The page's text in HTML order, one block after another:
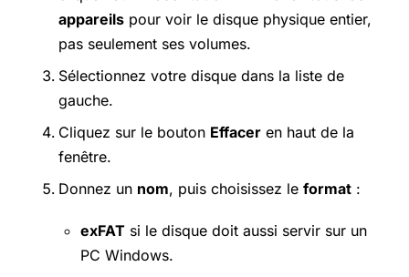
appareils pour voir le disque physique entier,
pas seulement ses volumes.
Sélectionnez votre disque dans la liste de
gauche.
Cliquez sur le bouton Effacer en haut de la
fenêtre.
Donnez un nom, puis choisissez le format :
exFAT si le disque doit aussi servir sur un
PC Windows.